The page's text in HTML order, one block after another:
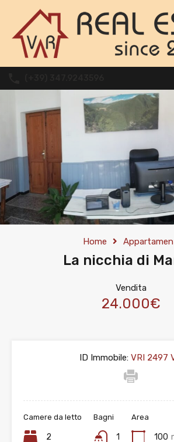
Home
La nicchia di
Vendita
24.000€
ID Immobile: VRI 2497
Camere da letto
2
Bagni
1
Area
100